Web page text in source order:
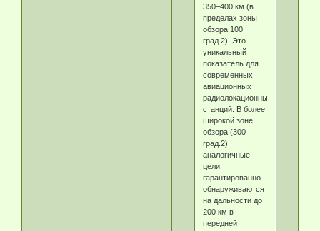
350–400 км (в
пределах зоны
обзора 100
град.2). Это
уникальный
показатель для
современных
авиационных
радиолокационных
станций. В более
широкой зоне
обзора (300
град.2)
аналогичные
цели
гарантированно
обнаруживаются
на дальности до
200 км в
передней